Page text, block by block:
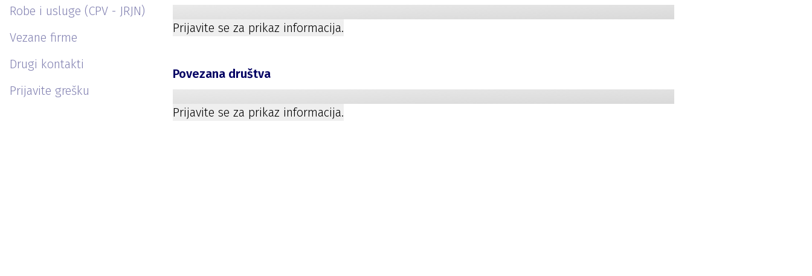
Robe i usluge (CPV - JRJN)
Vezane firme
Drugi kontakti
Prijavite grešku
Prijavite se za prikaz informacija.
Povezana društva
Prijavite se za prikaz informacija.